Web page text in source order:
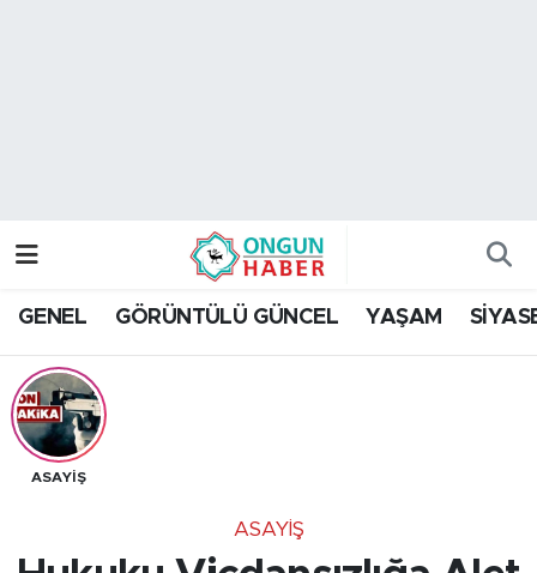
GENEL GÖRÜNTÜLÜ GÜNCEL YAŞAM
ASAYİŞ
ASAYİŞ
Trafik Durumu
Tüm Manşetler
Son Dakika Haberleri